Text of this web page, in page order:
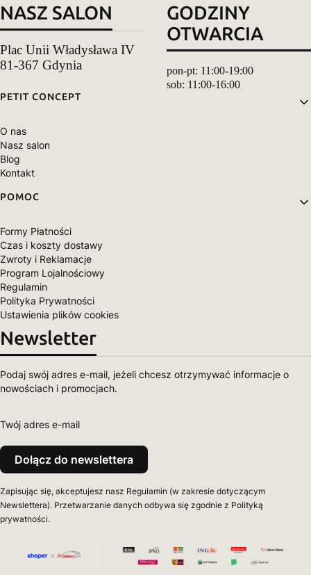
NASZ SALON
Plac Unii Władysława IV
81-367 Gdynia
GODZINY
OTWARCIA
pon-pt: 11:00-19:00
sob: 11:00-16:00
Linki w stopce
PETIT CONCEPT
O nas
Nasz salon
Blog
Kontakt
POMOC
Formy Płatności
Czas i koszty dostawy
Zwroty i Reklamacje
Program Lojalnościowy
Regulamin
Polityka Prywatności
Ustawienia plików cookies
Newsletter
Podaj swój adres e-mail, jeżeli chcesz otrzymywać informacje o
nowościach i promocjach.
Twój adres e-mail
Dołącz do newslettera
Zapisując się, akceptujesz nasz Regulamin (w zakresie dotyczącym
Newslettera). Przetwarzanie danych odbywa się zgodnie z Polityką
prywatności.